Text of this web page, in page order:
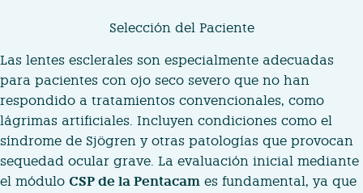
Selección del Paciente
Las lentes esclerales son especialmente adecuadas
para pacientes con ojo seco severo que no han
respondido a tratamientos convencionales, como
lágrimas artificiales. Incluyen condiciones como el
síndrome de Sjögren y otras patologías que provocan
sequedad ocular grave. La evaluación inicial mediante
el módulo CSP de la Pentacam es fundamental, ya que